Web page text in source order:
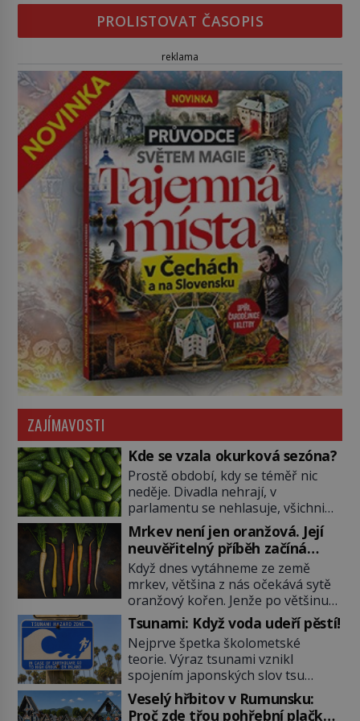
PROLISTOVAT ČASOPIS
reklama
ZAJÍMAVOSTI
Kde se vzala okurková sezóna?
Prostě období, kdy se téměř nic
neděje. Divadla nehrají, v
parlamentu se nehlasuje, všichni
jsou na dovolené a média tak
nemají o čem mluvit a psát. A
vymýšlejí si proto témata, které
nikoho nezajímají. Proč je však ona
letní doba spojovaná zrovna s
okurkami? Okurkovou sezónu
známe už od poloviny 19. století,
ovšem jako Češi […]
Mrkev není jen oranžová. Její
neuvěřitelný příběh začíná
fialovou barvou
Když dnes vytáhneme ze země
mrkev, většina z nás očekává sytě
oranžový kořen. Jenže po většinu
své historie je mrkev všechno
možné, jen ne oranžová. Je fialová,
žlutá, bílá, někdy dokonce téměř
černá. Až díky stovkám let
pečlivého šlechtění se z ní stává
zelenina, bez které si českou
zahradu ani nedokážeme
Tsunami: Když voda udeří pěstí!
Nejprve špetka školometské
teorie. Výraz tsunami vznikl
spojením japonských slov tsu
(přístav) a nami (vlna). Jedná se o
dlouhou vlnu, která je na volném
Veselý hřbitov v Rumunsku:
Proč zde třou pohřební plačky